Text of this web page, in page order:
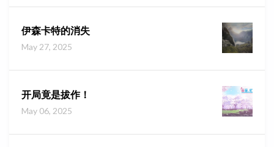
伊森卡特的消失
May 27, 2025
开局竟是拔作！
May 06, 2025